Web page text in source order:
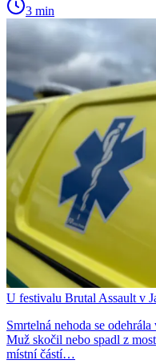
3 min
U festivalu Brutal Assault v
Smrtelná nehoda se
Muž skočil nebo spadl z
místní částí…